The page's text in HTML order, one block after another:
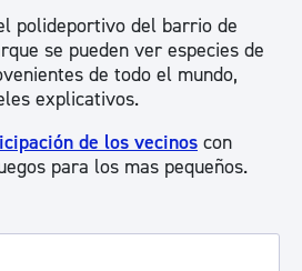
polideportivo del barrio de
se pueden ver especies de
de todo el mundo,
explicativos.
de los vecinos con
para los mas pequeños.